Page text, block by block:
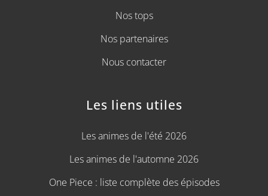
Nos tops
Nos partenaires
Nous contacter
Les liens utiles
Les animes de l'été 2026
Les animes de l'automne 2026
One Piece : liste complète des épisodes